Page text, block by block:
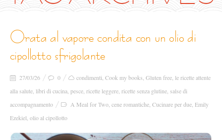
orata al vapore condita con un olio di
cipollotto sfrigolante
27/03/26 0 condimenti Cook my books Gluten free le ricette attente
alla salute libri di cucina pesce ricette leggere ricette senza glutine salse di
accompagnamento
A Meal for Two cene romantiche Cucinare per due Emily
Ezekiel olio al cipollotto